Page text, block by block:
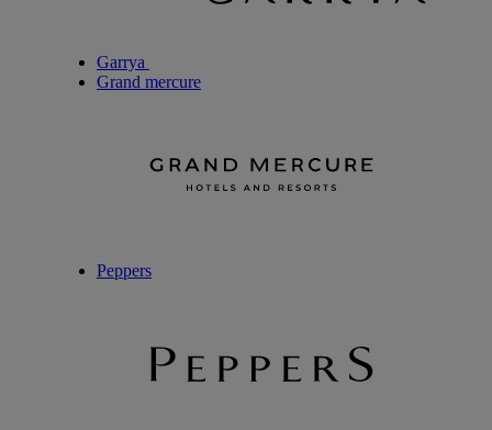
Garrya
Grand mercure
Peppers